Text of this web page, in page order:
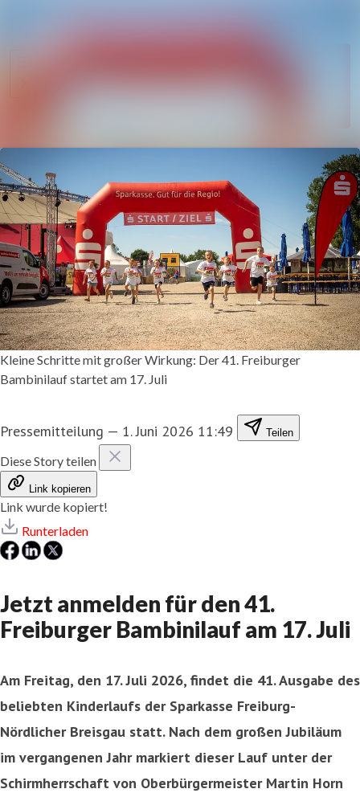
Kleine Schritte mit großer Wirkung: Der 41. Freiburger
Bambinilauf startet am 17. Juli
Pressemitteilung — 1. Juni 2026 11:49 Teilen
Diese Story teilen
Link kopieren
Link wurde kopiert!
Runterladen
Jetzt anmelden für den 41.
Freiburger Bambinilauf am 17. Juli
Am Freitag, den 17. Juli 2026, findet die 41. Ausgabe des
beliebten Kinderlaufs der Sparkasse Freiburg-
Nördlicher Breisgau statt. Nach dem großen Jubiläum
im vergangenen Jahr markiert dieser Lauf unter der
Schirmherrschaft von Oberbürgermeister Martin Horn